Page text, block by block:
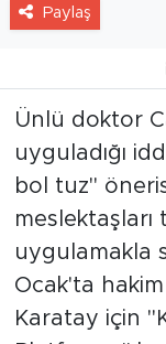
Paylaş
Ünlü doktor
uyguladığı
bol tuz"
meslektaşları
uygulamakla
Ocak'ta hakim
Karatay için